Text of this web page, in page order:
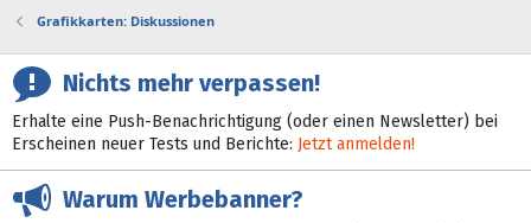
Grafikkarten: Diskussionen
Nichts mehr verpassen!
Erhalte eine Push-Benachrichtigung (oder einen Newsletter) bei
Erscheinen neuer Tests und Berichte: Jetzt anmelden!
Warum Werbebanner?